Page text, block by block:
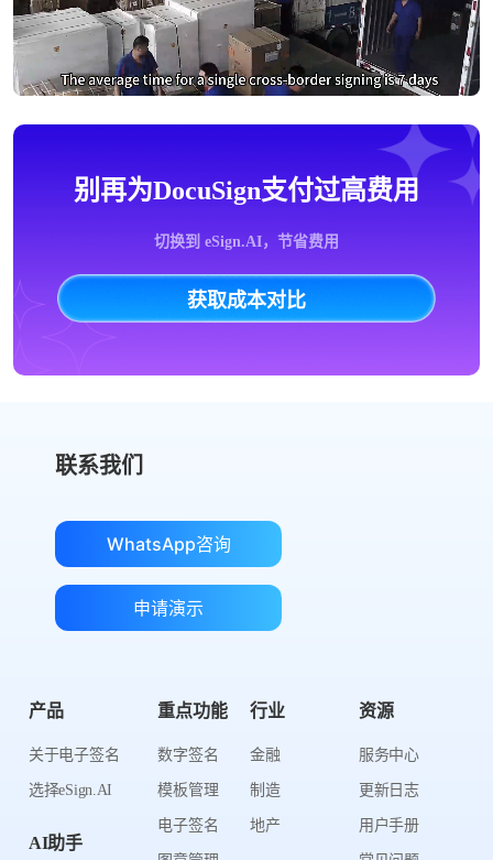
别再为DocuSign支付过高费用
切换到 eSign.AI，节省费用
获取成本对比
联系我们
WhatsApp咨询
申请演示
产品
关于电子签名
选择eSign.AI
AI助手
重点功能
数字签名
模板管理
电子签名
行业
金融
制造
地产
资源
服务中心
更新日志
用户手册